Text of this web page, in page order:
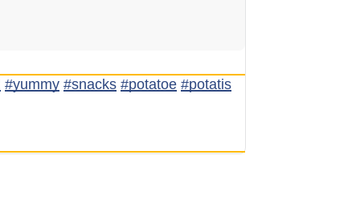
#yummy #snacks #potatoe #potatis